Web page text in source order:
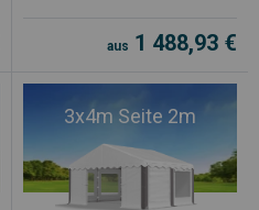
aus 1 488,93 €
3x4m Seite 2m